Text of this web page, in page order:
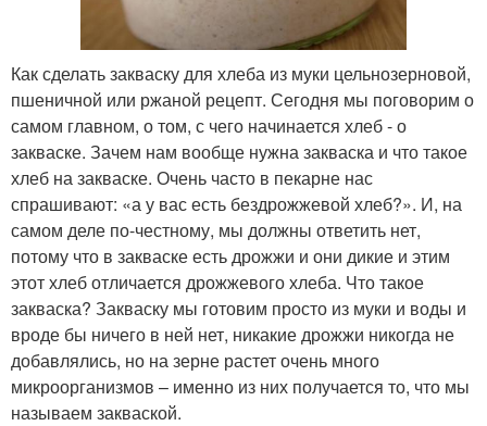
Как сделать закваску для хлеба из муки цельнозерновой,
пшеничной или ржаной рецепт. Сегодня мы поговорим о
самом главном, о том, с чего начинается хлеб - о
закваске. Зачем нам вообще нужна закваска и что такое
хлеб на закваске. Очень часто в пекарне нас
спрашивают: «а у вас есть бездрожжевой хлеб?». И, на
самом деле по-честному, мы должны ответить нет,
потому что в закваске есть дрожжи и они дикие и этим
этот хлеб отличается дрожжевого хлеба. Что такое
закваска? Закваску мы готовим просто из муки и воды и
вроде бы ничего в ней нет, никакие дрожжи никогда не
добавлялись, но на зерне растет очень много
микроорганизмов – именно из них получается то, что мы
называем закваской.